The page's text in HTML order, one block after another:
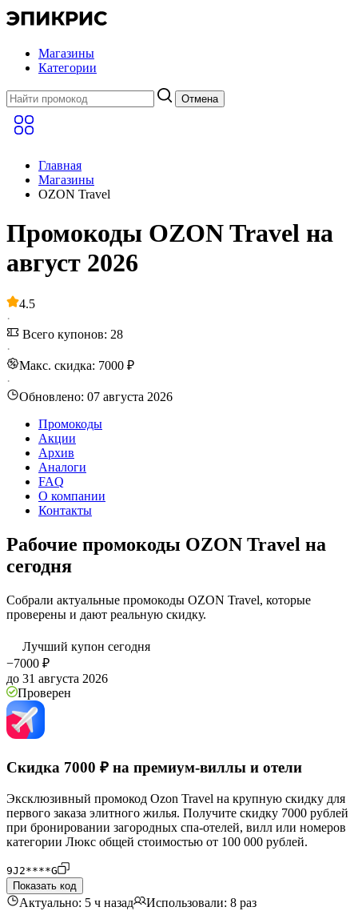
Магазины
Категории
Отмена
Главная
Магазины
OZON Travel
Промокоды OZON Travel на
август 2026
4.5
·
Всего купонов: 28
·
Макс. скидка: 7000 ₽
·
Обновлено: 07 августа 2026
Промокоды
Акции
Архив
Аналоги
FAQ
О компании
Контакты
Рабочие промокоды OZON Travel на
сегодня
Собрали актуальные промокоды OZON Travel, которые
проверены и дают реальную скидку.
Лучший купон сегодня
−7000 ₽
до 31 августа 2026
Проверен
Скидка 7000 ₽ на премиум-виллы и отели
Эксклюзивный промокод Ozon Travel на крупную скидку для
первого заказа элитного жилья. Получите скидку 7000 рублей
при бронировании загородных спа-отелей, вилл или номеров
категории Люкс общей стоимостью от 100 000 рублей.
9J2****G
Показать код
Актуально: 5 ч назад
Использовали: 8 раз